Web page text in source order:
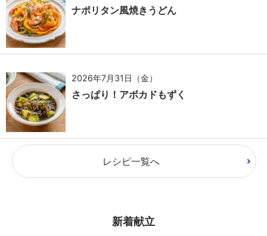
ナポリタン風焼きうどん
2026年7月31日（金）
さっぱり！アボカドもずく
レシピ一覧へ
新着献立